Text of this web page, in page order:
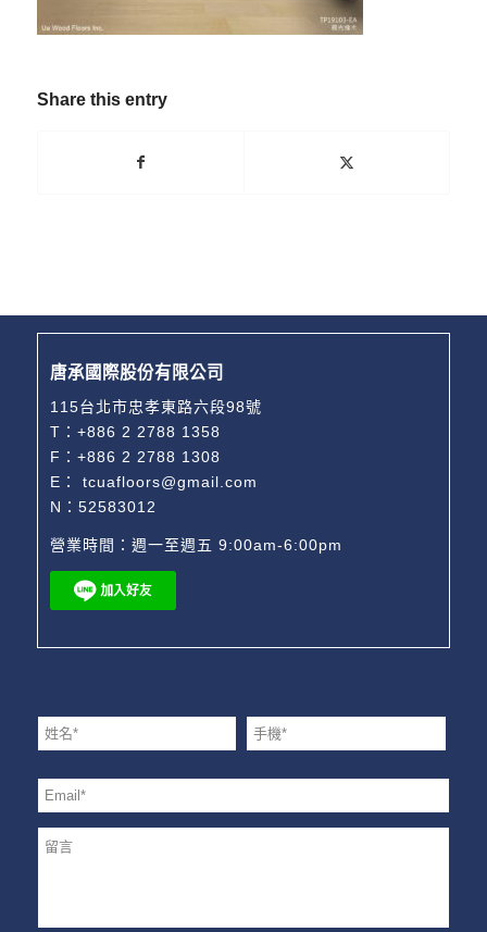
Share this entry
唐承國際股份有限公司
115台北市忠孝東路六段98號
T：+886 2 2788 1358
F：+886 2 2788 1308
E：
tcuafloors@gmail.com
N：52583012
營業時間：週一至週五 9:00am-6:00pm